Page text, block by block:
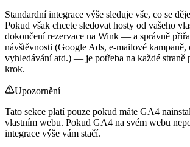
Standardní integrace výše sleduje vše, co se
Pokud však chcete sledovat hosty od vašeho
dokončení rezervace na Wink — a správně
návštěvnosti (Google Ads, e-mailové kampaně,
vyhledávání atd.) — je potřeba na každé straně
krok.
Upozornění
Tato sekce platí pouze pokud máte GA4
vlastním webu. Pokud GA4 na svém webu
integrace výše vám stačí.